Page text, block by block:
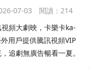
leka輕鬆直充國
07-03
閱讀：214
頻大劇映，卡樂卡ka-
用戶提供騰訊視頻VIP
追劇無廣告暢看一夏。